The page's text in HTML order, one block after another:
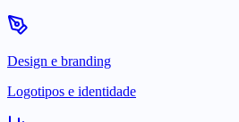
Design e branding
Logotipos e identidade